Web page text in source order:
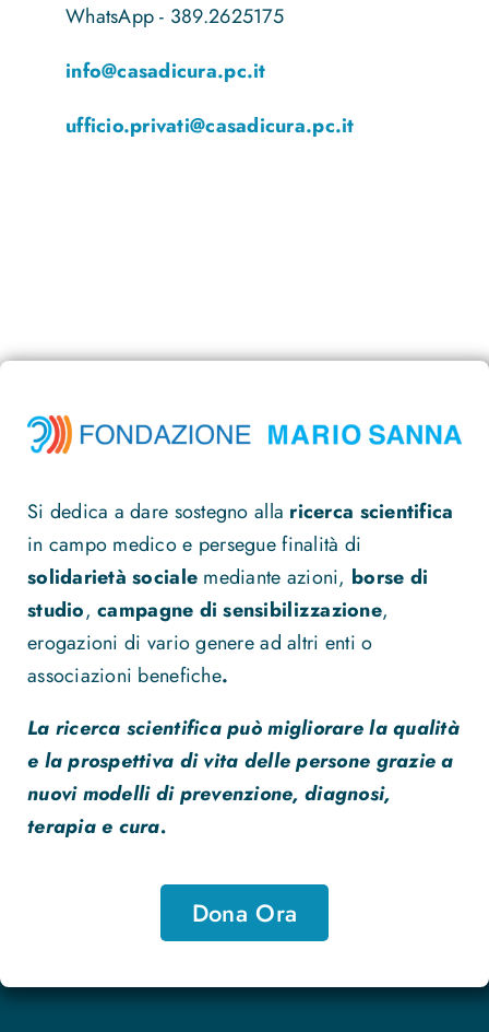
WhatsApp - 389.2625175
info@casadicura.pc.it
ufficio.privati@casadicura.pc.it
Si dedica a dare sostegno alla ricerca scientifica
in campo medico e persegue finalità di
solidarietà sociale mediante azioni, borse di
studio,campagne di sensibilizzazione,
erogazioni di vario genere ad altri enti o
associazioni benefiche.
La ricerca scientifica può migliorare la qualità
e la prospettiva di vita delle persone grazie a
nuovi modelli di prevenzione, diagnosi,
terapia e cura.
Dona Ora